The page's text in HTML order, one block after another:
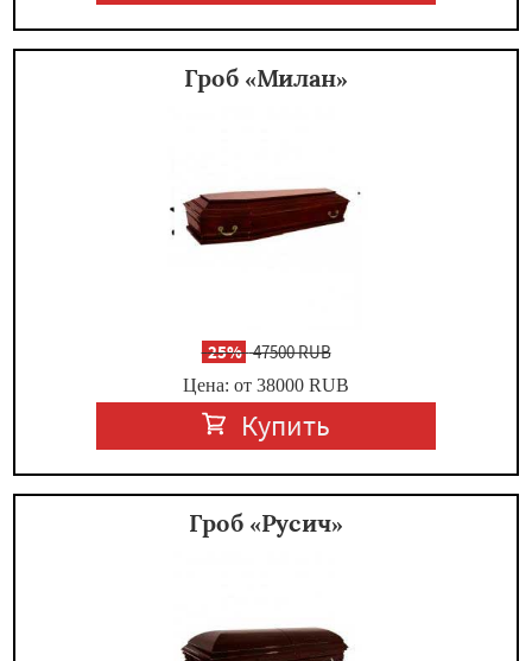
Гроб «Милан»
-25%47500 RUB
Цена: от 38000 RUB
Купить
Гроб «Русич»